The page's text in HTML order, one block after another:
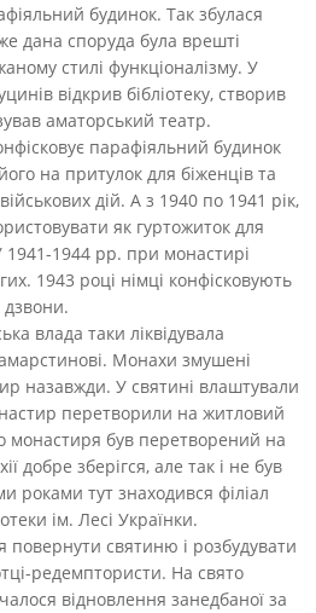
будинок. Так збулася
дана споруда була врешті
стилі функціоналізму. У
відкрив бібліотеку, створив
аматорський театр.
парафіяльний будинок
на притулок для біженців та
дій. А з 1940 по 1941 рік,
як гуртожиток для
1941-1944 рр. при монастирі
1943 році німці конфісковують
дзвони.
влада таки ліквідувала
Монахи змушені
назавжди. У святині влаштували
перетворили на житловий
монастиря був перетворений на
добре зберігся, але так і не був
роками тут знаходився філіал
ім. Лесі Українки.
повернути святиню і розбудувати
редемптористи. На свято
відновлення занедбаної за